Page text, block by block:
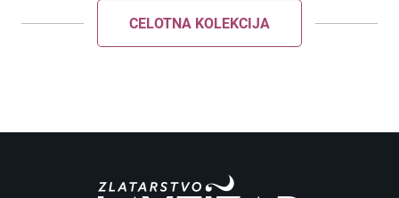
CELOTNA KOLEKCIJA